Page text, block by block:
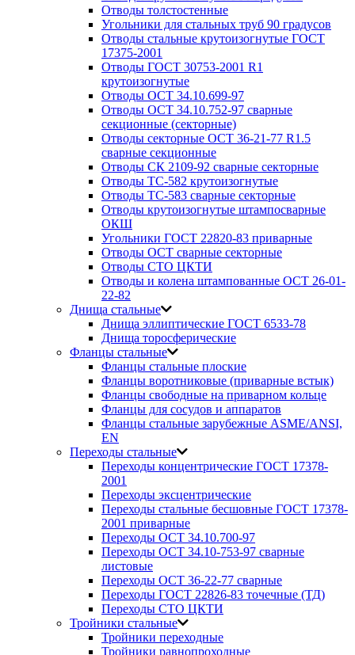
Отводы толстостенные
Угольники для стальных труб 90 градусов
Отводы стальные крутоизогнутые ГОСТ
17375-2001
Отводы ГОСТ 30753-2001 R1
крутоизогнутые
Отводы ОСТ 34.10.699-97
Отводы ОСТ 34.10.752-97 сварные
секционные (секторные)
Отводы секторные ОСТ 36-21-77 R1.5
сварные секционные
Отводы СК 2109-92 сварные секторные
Отводы ТС-582 крутоизогнутые
Отводы ТС-583 сварные секторные
Отводы крутоизогнутые штампосварные
ОКШ
Угольники ГОСТ 22820-83 приварные
Отводы ОСТ сварные секторные
Отводы СТО ЦКТИ
Отводы и колена штампованные ОСТ 26-01-
22-82
Днища стальные
Днища эллиптические ГОСТ 6533-78
Днища торосферические
Фланцы стальные
Фланцы стальные плоские
Фланцы воротниковые (приварные встык)
Фланцы свободные на приварном кольце
Фланцы для сосудов и аппаратов
Фланцы стальные зарубежные ASME/ANSI,
EN
Переходы стальные
Переходы концентрические ГОСТ 17378-
2001
Переходы эксцентрические
Переходы стальные бесшовные ГОСТ 17378-
2001 приварные
Переходы ОСТ 34.10.700-97
Переходы ОСТ 34.10-753-97 сварные
листовые
Переходы ОСТ 36-22-77 сварные
Переходы ГОСТ 22826-83 точечные (ТД)
Переходы СТО ЦКТИ
Тройники стальные
Тройники переходные
Тройники равнопроходные